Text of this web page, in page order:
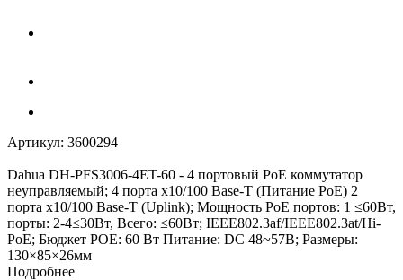
Артикул: 3600294
Dahua DH-PFS3006-4ET-60 - 4 портовый РоЕ коммутатор
неуправляемый; 4 порта x10/100 Base-T (Питание PoE) 2
порта x10/100 Base-T (Uplink); Мощность PoE портов: 1 ≤60Вт,
порты: 2-4≤30Вт, Всего: ≤60Вт; IEEE802.3af/IEEE802.3at/Hi-
PoE; Бюджет РОЕ: 60 Вт Питание: DC 48~57В; Размеры:
130×85×26мм
Подробнее